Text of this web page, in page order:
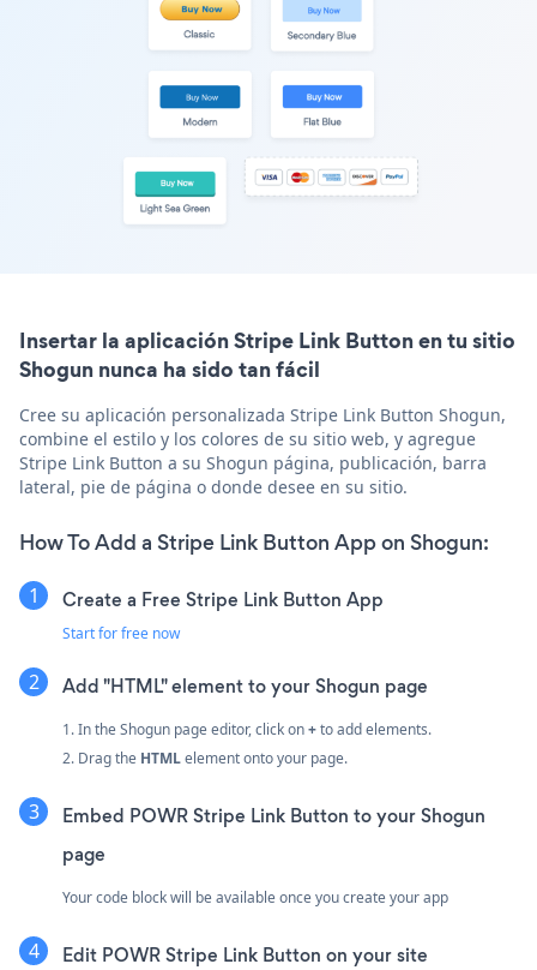
Insertar la aplicación Stripe Link Button en tu sitio
Shogun nunca ha sido tan fácil
Cree su aplicación personalizada Stripe Link Button Shogun,
combine el estilo y los colores de su sitio web, y agregue
Stripe Link Button a su Shogun página, publicación, barra
lateral, pie de página o donde desee en su sitio.
How To Add a Stripe Link Button App on Shogun:
Create a Free Stripe Link Button App
Start for free now
Add "HTML" element to your Shogun page
1. In the Shogun page editor, click on+to add elements.
2. Drag the HTMLelement onto your page.
Embed POWR Stripe Link Button to your Shogun
page
Your code block will be available once you create your app
Edit POWR Stripe Link Button on your site